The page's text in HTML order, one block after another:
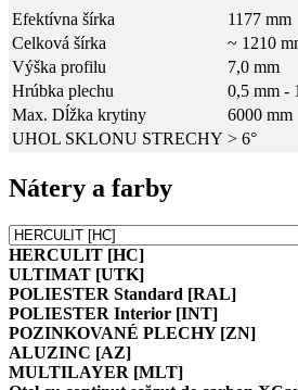
Efektívna šírka
1177 mm
Celková šírka
~ 1210
Výška profilu
7,0 mm
Hrúbka plechu
0,5 mm -
Max. Dĺžka krytiny
6000 mm
UHOL SKLONU STRECHY > 6°
Nátery a farby
HERCULIT [HC]
ULTIMAT [UTK]
POLIESTER Standard [RAL]
POLIESTER Interior [INT]
POZINKOVANÉ PLECHY [ZN]
ALUZINC [AZ]
MULTILAYER [MLT]